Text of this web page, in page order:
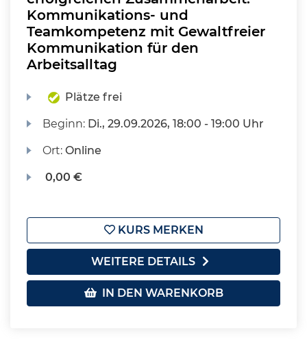
Kommunikations- und
Teamkompetenz mit Gewaltfreier
Kommunikation für den
Arbeitsalltag
Plätze frei
Beginn: Di., 29.09.2026, 18:00 - 19:00 Uhr
Ort:Online
0,00 €
KURS MERKEN
WEITERE DETAILS
IN DEN WARENKORB